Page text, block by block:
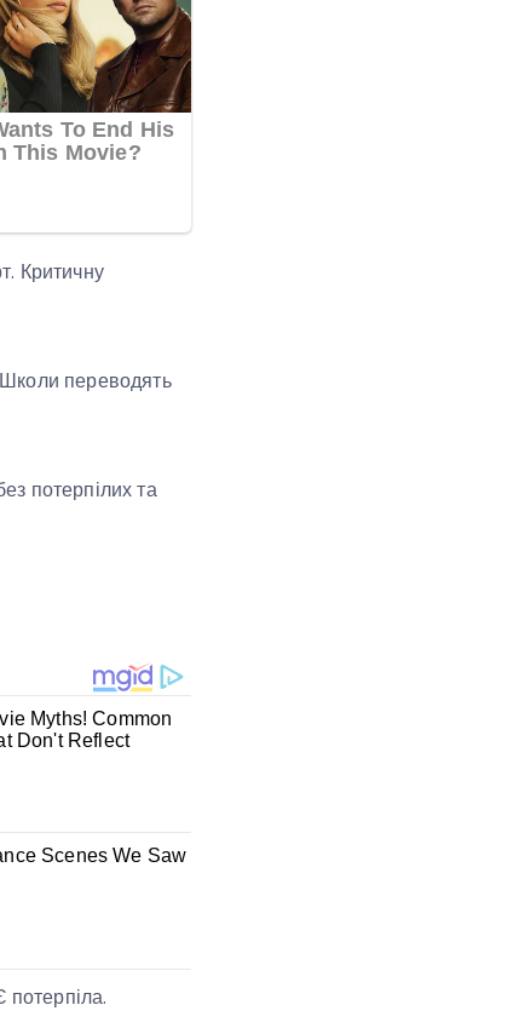
Критичну
переводять
потерпілих та